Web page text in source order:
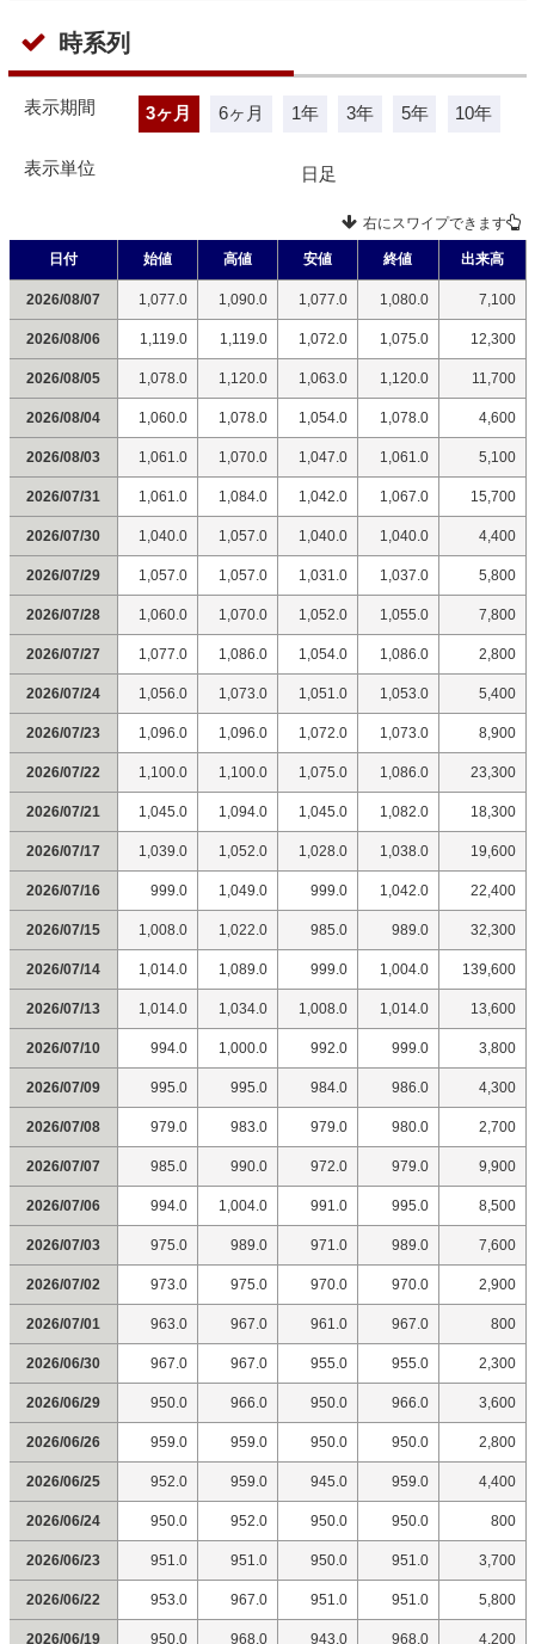
時系列
表示期間 3ヶ月 6ヶ月 1年 3年 5年 10年
表示単位 日足
右にスワイプできます
日付 始値 高値 安値 終値 出来高
2026/08/07 1,077.0 1,090.0 1,077.0 1,080.0 7,100
2026/08/06 1,119.0 1,119.0 1,072.0 1,075.0 12,300
2026/08/05 1,078.0 1,120.0 1,063.0 1,120.0 11,700
2026/08/04 1,060.0 1,078.0 1,054.0 1,078.0 4,600
2026/08/03 1,061.0 1,070.0 1,047.0 1,061.0 5,100
2026/07/31 1,061.0 1,084.0 1,042.0 1,067.0 15,700
2026/07/30 1,040.0 1,057.0 1,040.0 1,040.0 4,400
2026/07/29 1,057.0 1,057.0 1,031.0 1,037.0 5,800
2026/07/28 1,060.0 1,070.0 1,052.0 1,055.0 7,800
2026/07/27 1,077.0 1,086.0 1,054.0 1,086.0 2,800
2026/07/24 1,056.0 1,073.0 1,051.0 1,053.0 5,400
2026/07/23 1,096.0 1,096.0 1,072.0 1,073.0 8,900
2026/07/22 1,100.0 1,100.0 1,075.0 1,086.0 23,300
2026/07/21 1,045.0 1,094.0 1,045.0 1,082.0 18,300
2026/07/17 1,039.0 1,052.0 1,028.0 1,038.0 19,600
2026/07/16 999.0 1,049.0 999.0 1,042.0 22,400
2026/07/15 1,008.0 1,022.0 985.0 989.0 32,300
2026/07/14 1,014.0 1,089.0 999.0 1,004.0 139,600
2026/07/13 1,014.0 1,034.0 1,008.0 1,014.0 13,600
2026/07/10 994.0 1,000.0 992.0 999.0 3,800
2026/07/09 995.0 995.0 984.0 986.0 4,300
2026/07/08 979.0 983.0 979.0 980.0 2,700
2026/07/07 985.0 990.0 972.0 979.0 9,900
2026/07/06 994.0 1,004.0 991.0 995.0 8,500
2026/07/03 975.0 989.0 971.0 989.0 7,600
2026/07/02 973.0 975.0 970.0 970.0 2,900
2026/07/01 963.0 967.0 961.0 967.0 800
2026/06/30 967.0 967.0 955.0 955.0 2,300
2026/06/29 950.0 966.0 950.0 966.0 3,600
2026/06/26 959.0 959.0 950.0 950.0 2,800
2026/06/25 952.0 959.0 945.0 959.0 4,400
2026/06/24 950.0 952.0 950.0 950.0 800
2026/06/23 951.0 951.0 950.0 951.0 3,700
2026/06/22 953.0 967.0 951.0 951.0 5,800
2026/06/19 950.0 968.0 943.0 968.0 4,200